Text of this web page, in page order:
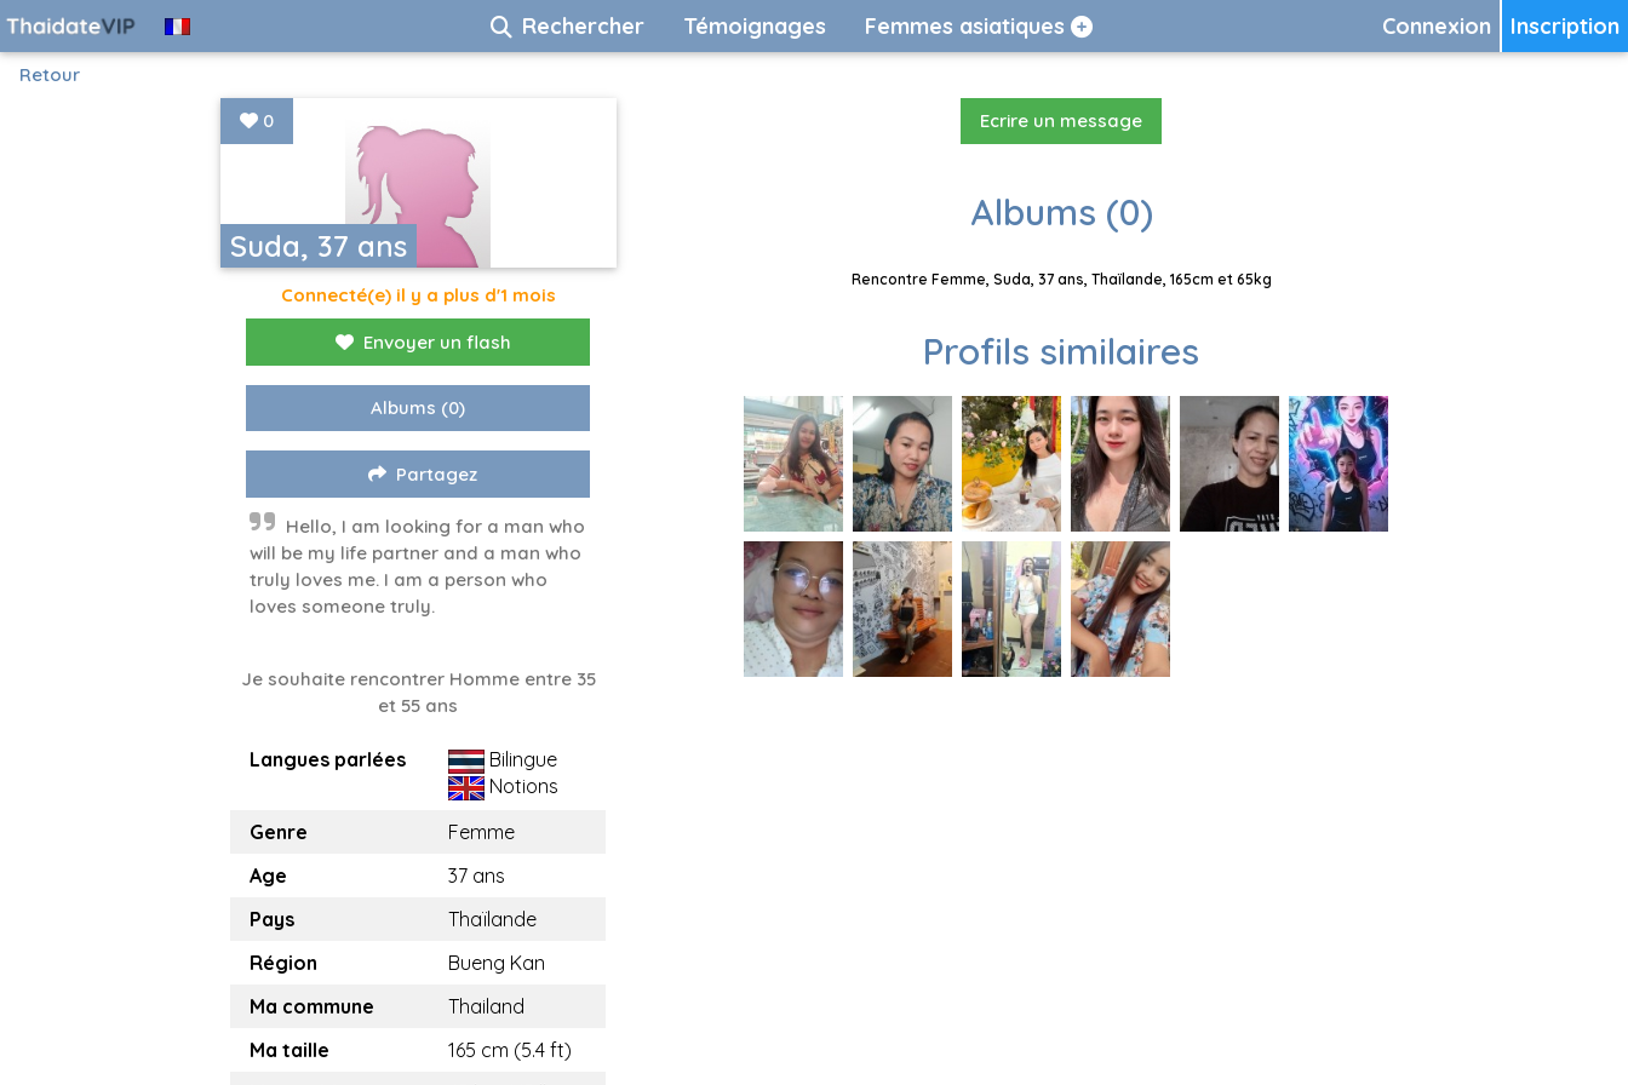
Inscription
Connexion
Rechercher Témoignages Femmes asiatiques
Retour
Suda, 37 ans
0
Connecté(e) il y a plus d'1 mois
Envoyer un flash
Albums (0)
Partagez
Hello, I am looking for a man who
will be my life partner and a man who
truly loves me. I am a person who
loves someone truly.
Je souhaite rencontrer Homme entre 35
et 55 ans
Langues parlées
Bilingue
Notions
Genre
Femme
Age
37 ans
Pays
Thaïlande
Région
Bueng Kan
Ma commune
Thailand
Ma taille
165 cm (5.4 ft)
Ecrire un message
Albums (0)
Rencontre Femme, Suda, 37 ans, Thaïlande, 165cm et 65kg
Profils similaires